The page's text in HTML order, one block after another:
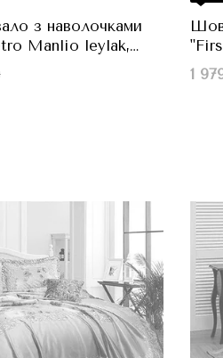
з наволочками
Manlio leylak,
1